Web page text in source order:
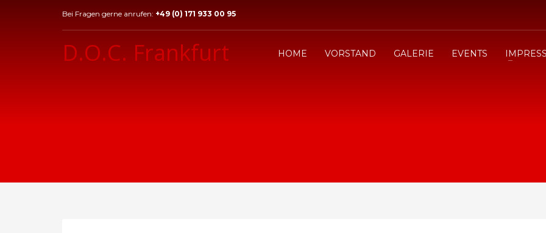
Bei Fragen gerne anrufen: +49 (0) 171 933 00 95
D.O.C. Frankfurt HOME VORSTAND GALERIE EVENTS